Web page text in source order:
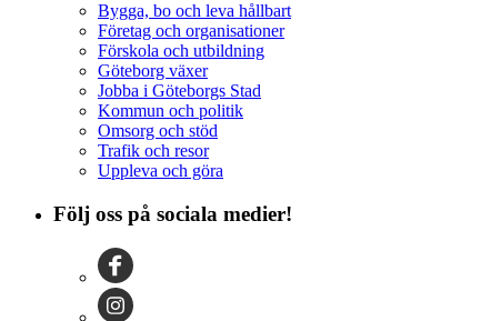
Bygga, bo och leva hållbart
Företag och organisationer
Förskola och utbildning
Göteborg växer
Jobba i Göteborgs Stad
Kommun och politik
Omsorg och stöd
Trafik och resor
Uppleva och göra
Följ oss på sociala medier!